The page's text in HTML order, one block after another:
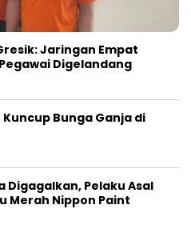
Jaringan Empat
Digelandang
Kuncup Bunga Ganja di
Digagalkan, Pelaku Asal
Merah Nippon Paint